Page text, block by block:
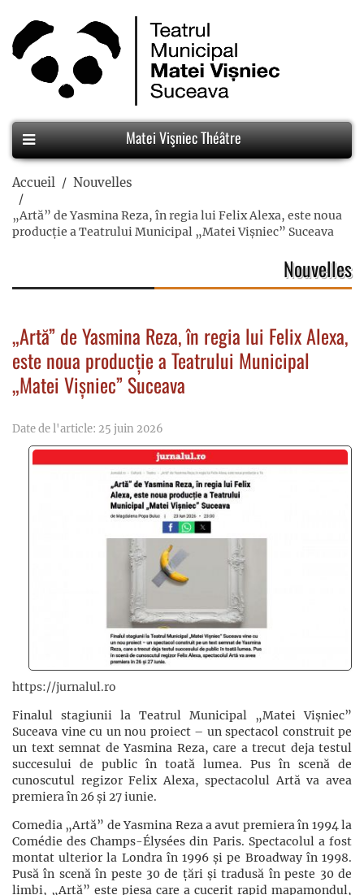
Matei Vişniec Théâtre
Accueil Nouvelles
„Artă” de Yasmina Reza, în regia lui Felix Alexa, este noua
producție a Teatrului Municipal „Matei Vișniec” Suceava
Nouvelles
„Artă” de Yasmina Reza, în regia lui Felix Alexa,
este noua producție a Teatrului Municipal
„Matei Vișniec” Suceava
Date de l'article: 25 juin 2026
https://jurnalul.ro
Finalul stagiunii la Teatrul Municipal „Matei Vișniec”
Suceava vine cu un nou proiect – un spectacol construit pe
un text semnat de Yasmina Reza, care a trecut deja testul
succesului de public în toată lumea. Pus în scenă de
cunoscutul regizor Felix Alexa, spectacolul Artă va avea
premiera în 26 și 27 iunie.
Comedia „Artă” de Yasmina Reza a avut premiera în 1994 la
Comédie des Champs-Élysées din Paris. Spectacolul a fost
montat ulterior la Londra în 1996 și pe Broadway în 1998.
Pusă în scenă în peste 30 de țări și tradusă în peste 30 de
limbi, „Artă” este piesa care a cucerit rapid mapamondul,